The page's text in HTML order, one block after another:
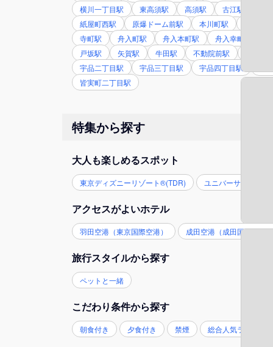
横川一丁目駅
東高須駅 高須駅 古江駅
紙屋町西駅
原爆ドーム前駅 本川町駅
寺町駅
舟入町駅 舟入本町駅 舟入幸町駅
戸坂駅
矢賀駅 牛田駅 不動院前駅
宇品二丁目駅
宇品三丁目駅 宇品四丁目駅
皆実町二丁目駅
特集から探す
大人も楽しめるスポット
東京ディズニーリゾート®(TDR) ユニバーサル・スタ
アクセスがよいホテル
羽田空港（東京国際空港） 成田空港（成田国際空港）
旅行スタイルから探す
ペットと一緒
こだわり条件から探す
朝食付き 夕食付き 禁煙 総合人気ランキング